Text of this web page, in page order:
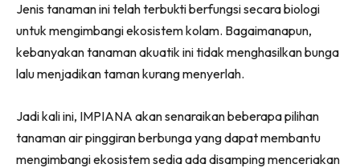
Ruang Tamu
Menarik Lagi
Casa Impiana
Impiana Makeover
Jenis tanaman ini telah terbukti berfungsi secara biologi
untuk mengimbangi ekosistem kolam. Bagaimanapun,
kebanyakan tanaman akuatik ini tidak menghasilkan bunga
lalu menjadikan taman kurang menyerlah.
Jadi kali ini, IMPIANA akan senaraikan beberapa pilihan
tanaman air pinggiran berbunga yang dapat membantu
mengimbangi ekosistem sedia ada disamping menceriakan